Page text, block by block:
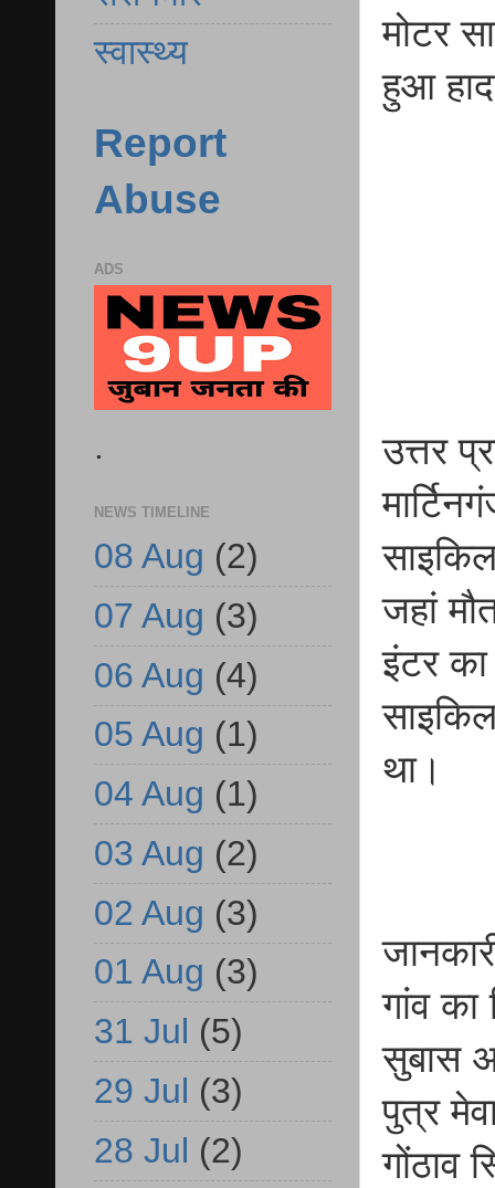
मोटर
हुआ
उत्तर
जहां
इंटर
था।
गांव का
सुबास
पुत्र
गोंठाव
स्वास्थ्य
Report
Abuse
ADS
.
NEWS TIMELINE
08 Aug (2)
07 Aug (3)
06 Aug (4)
05 Aug (1)
04 Aug (1)
03 Aug (2)
02 Aug (3)
01 Aug (3)
31 Jul (5)
29 Jul (3)
28 Jul (2)